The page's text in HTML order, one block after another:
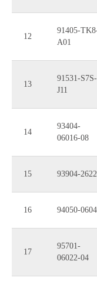
12
91405-
A01
13
91531-S7S-
J11
14
93404-
06016-08
15 93904-
16 94050-
17
95701-
06022-04